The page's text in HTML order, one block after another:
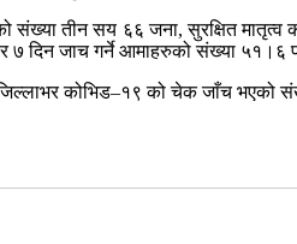
संख्या तीन सय ६६ जना, सुरक्षित
र ७ दिन जाच गर्ने आमाहरुको संख्या
कोभिड–१९ को चेक जाँच भएको